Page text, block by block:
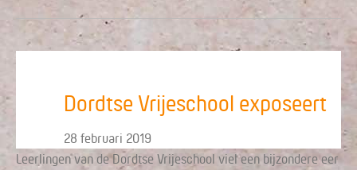
Dordtse Vrijeschool exposeert
28 februari 2019
Leerlingen van de Dordtse Vrijeschool viel een bijzondere eer